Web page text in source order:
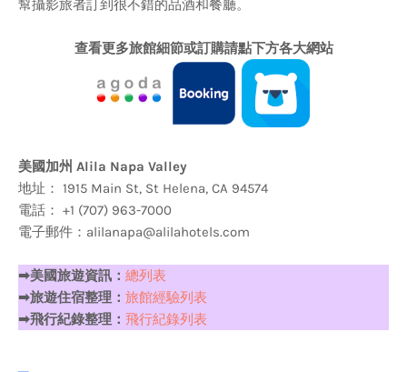
幫攝影旅者訂到很不錯的品酒和餐廳。
查看更多旅館細節或訂購請點下方各大網站
美國加州 Alila Napa Valley
地址： 1915 Main St, St Helena, CA 94574
電話： +1 (707) 963-7000
電子郵件：alilanapa@alilahotels.com
➡美國旅遊資訊： 總列表
➡旅遊住宿整理： 旅館經驗列表
➡飛行紀錄整理： 飛行紀錄列表